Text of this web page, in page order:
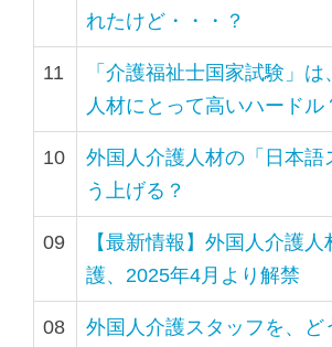
れたけど・・・？
11
「介護福祉士国家試験」
人材にとって高いハードル
10
外国人介護人材の「日本語
う上げる？
09
【最新情報】外国人介護
護、2025年4月より解禁
08
外国人介護スタッフを、ど